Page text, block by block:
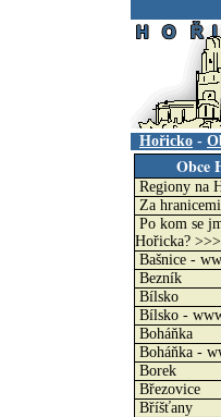
Hořicko -
Obce
Regiony na
Za
Po kom se
Hořicka? >>>
Bašnice -
Bezník
Bílsko
Bílsko -
Boháňka
Boháňka -
Borek
Březovice
Bříšťany